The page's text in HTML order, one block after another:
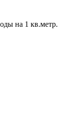
на 1 кв.метр.